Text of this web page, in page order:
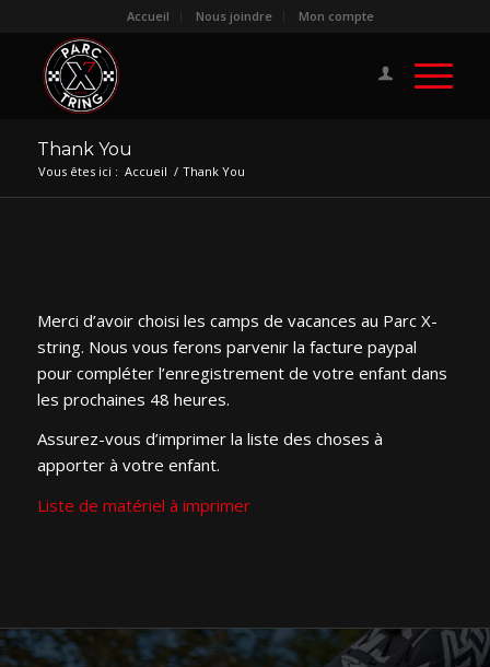
Accueil Nous joindre Mon compte
Thank You
Vous êtes ici : Accueil / Thank You
Merci d’avoir choisi les camps de vacances au Parc X-
string. Nous vous ferons parvenir la facture paypal
pour compléter l’enregistrement de votre enfant dans
les prochaines 48 heures.
Assurez-vous d’imprimer la liste des choses à
apporter à votre enfant.
Liste de matériel à imprimer